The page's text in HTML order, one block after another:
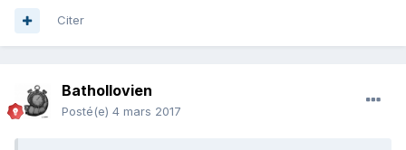
Citer
Bathollovien
Posté(e) 4 mars 2017